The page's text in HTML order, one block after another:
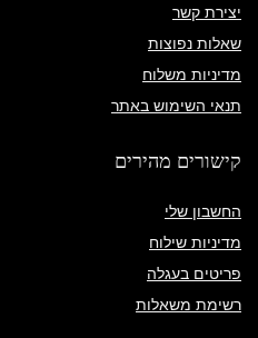
יצירת קשר
שאלות נפוצות
מדיניות משלוח
תנאי השימוש באתר
קישורים מהירים
החשבון שלי
מדיניות שילוח
פריטים בעגלה
רשימת משאלות